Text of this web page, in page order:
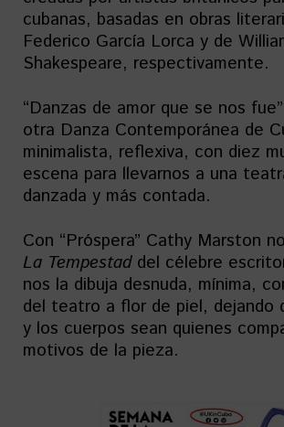
cubanas, basadas en obras
Federico García Lorca y de
Shakespeare, respectivamente.
“Danzas de amor que se nos
otra Danza Contemporánea de
minimalista, reflexiva, con diez
escena para llevarnos a una
danzada y más contada.
Con “Próspera” Cathy Marston
La Tempestaddel célebre
nos la dibuja desnuda, mínima,
del teatro a flor de piel, dejando
y los cuerpos sean quienes
motivos de la pieza.